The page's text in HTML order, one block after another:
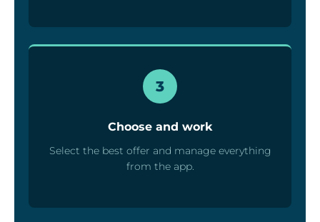
3
Choose and work
Select the best offer and manage everything
from the app.